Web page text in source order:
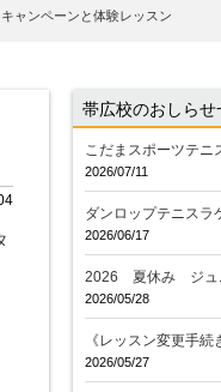
キャンペーンと体験レッスン
帯広校のおしらせ
こだまスポーツテニ
2026/07/11
ダンロップテニスラ
2026/06/17
2026 夏休み ジュ
2026/05/28
《レッスン変更手続
2026/05/27